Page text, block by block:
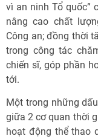
vì an ninh Tổ quốc”
nâng cao chất
Công an; đồng thời
trong công tác
chiến sĩ, góp phần
tới.
Một trong những
giữa 2 cơ quan thời
hoạt động thể thao